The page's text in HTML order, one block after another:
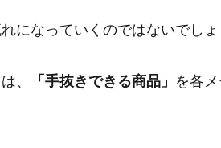
になっていくのではないでしょ
、 「手抜きできる商品」 を各